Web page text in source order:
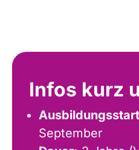
Infos kurz
September